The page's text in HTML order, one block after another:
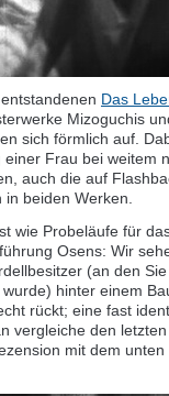
Das
Mizoguchis
sich förmlich auf.
Frau bei weitem
auch die auf
in beiden Werken.
wie Probeläufe für
Osens: Wir
(an den
hinter einem
rückt; eine fast
vergleiche den letzten
mit dem unten